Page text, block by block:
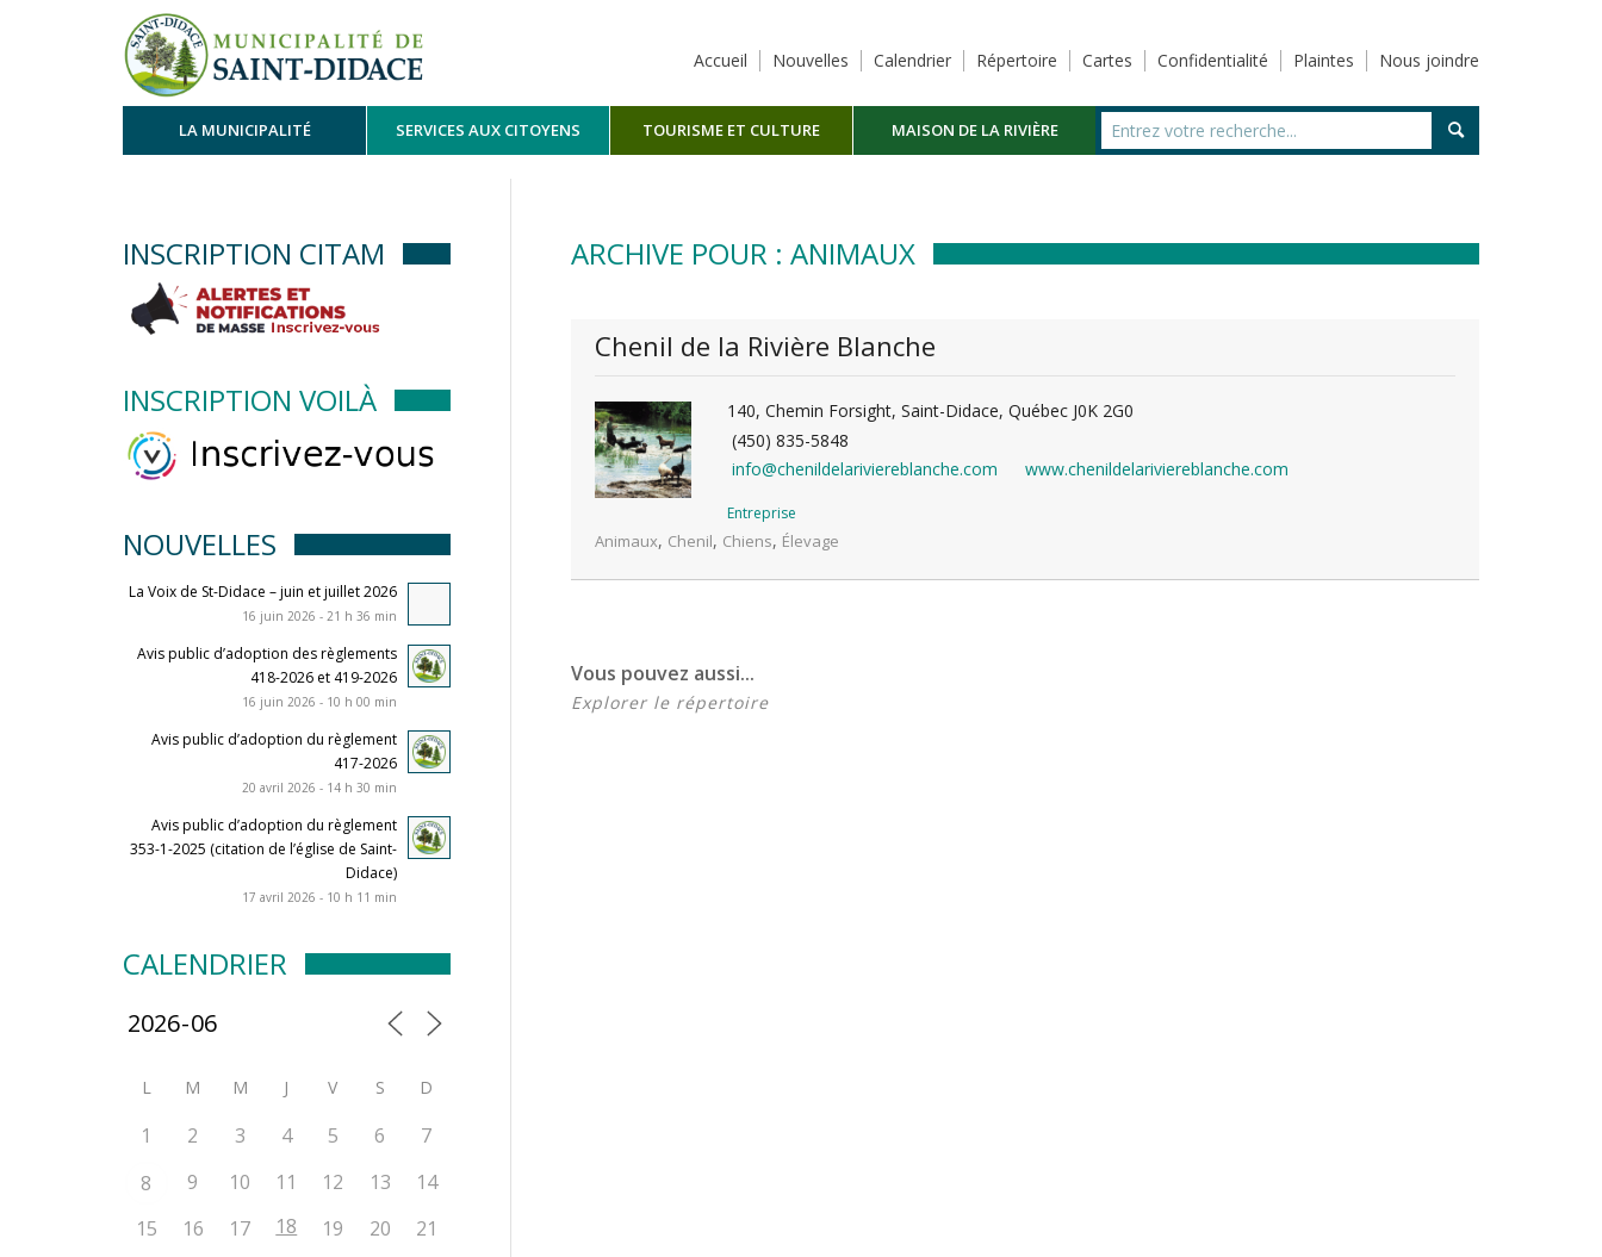
Accueil Nouvelles Calendrier Répertoire Cartes Confidentialité Plaintes Nous joindre
LA MUNICIPALITÉ SERVICES AUX CITOYENS TOURISME ET CULTURE MAISON DE LA RIVIÈRE
ARCHIVE POUR : ANIMAUX
Chenil de la Rivière Blanche
140, Chemin Forsight, Saint-Didace, Québec J0K 2G0
(450) 835-5848
info@chenildelariviereblanche.com
www.chenildelariviereblanche.com
Entreprise
Animaux, Chenil, Chiens, Élevage
Vous pouvez aussi...
Explorer le répertoire
INSCRIPTION CITAM
INSCRIPTION VOILÀ
NOUVELLES
La Voix de St-Didace – juin et juillet 2026
16 juin 2026 - 21 h 36 min
Avis public d’adoption des règlements
418-2026 et 419-2026
16 juin 2026 - 10 h 00 min
Avis public d’adoption du règlement
417-2026
20 avril 2026 - 14 h 30 min
Avis public d’adoption du règlement
353-1-2025 (citation de l’église de Saint-
Didace)
17 avril 2026 - 10 h 11 min
CALENDRIER
L M M J V S D
1 2 3 4 5 6
7
8
9 10 11 12 13
14
15
16 17 18 19 20
21